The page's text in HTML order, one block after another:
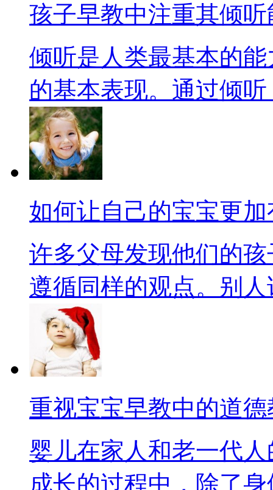
孩子早教中注重其倾
倾听是人类最基本的
的基本表现。通过倾听
如何让自己的宝宝更
许多父母发现他们的
遵循同样的观点。别人
重视宝宝早教中的道德
婴儿在家人和老一代
成长的过程中，除了身